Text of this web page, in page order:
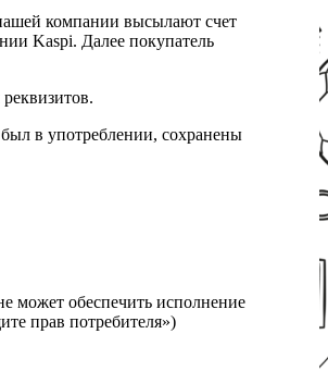
компании высылают счет
Kaspi. Далее покупатель
в употреблении, сохранены
может обеспечить исполнение
прав потребителя»)